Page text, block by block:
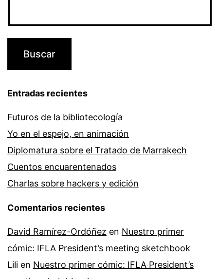
Entradas recientes
Futuros de la bibliotecología
Yo en el espejo, en animación
Diplomatura sobre el Tratado de Marrakech
Cuentos encuarentenados
Charlas sobre hackers y edición
Comentarios recientes
David Ramírez-Ordóñez en Nuestro primer
cómic: IFLA President’s meeting sketchbook
Lili en Nuestro primer cómic: IFLA President’s